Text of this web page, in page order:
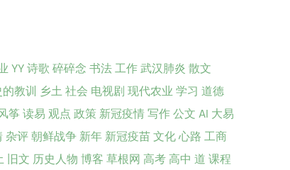
YY诗歌碎碎念书法工作武汉肺炎散文
教训 乡土社会 电视剧现代农业学习 道德
筝读易观点政策新冠疫情写作公文AI 大易
杂评朝鲜战争新年新冠疫苗文化心路工商
旧文 历史人物博客草根网高考高中 道课程